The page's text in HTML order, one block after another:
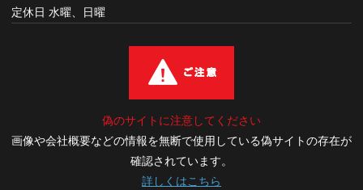
定休日 水曜、日曜
偽のサイトに注意してください
画像や会社概要などの情報を無断で使用している偽サイトの存在が
確認されています。
詳しくはこちら